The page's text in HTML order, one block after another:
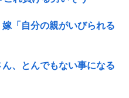
「自分の親がいびられる
、とんでもない事になる